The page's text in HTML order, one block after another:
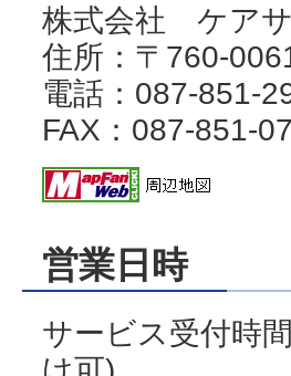
株式会社 ケアサ
住所：〒760-
電話：087-851-
FAX：087-851-
営業日時
サービス受付時